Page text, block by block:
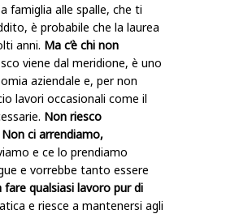
famiglia alle spalle, che ti
è probabile che la laurea
anni. Ma c’è chi non
viene dal meridione, è uno
aziendale e, per non
lavori occasionali come il
Non riesco
ci arrendiamo,
e ce lo prendiamo
e vorrebbe tanto essere
fare qualsiasi lavoro pur di
e riesce a mantenersi agli